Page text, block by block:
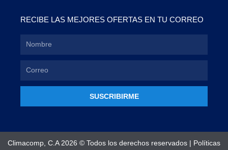
RECIBE LAS MEJORES OFERTAS EN TU CORREO
SUSCRIBIRME
Climacomp, C.A 2026 © Todos los derechos reservados | Políticas